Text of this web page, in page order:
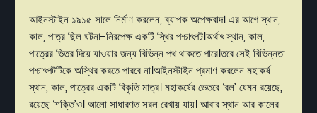
আইনস্টাইন ১৯১৫ সালেনির্মাণকরলেন,ব্যাপকঅপেক্ষবাদ।এরআগেস্থান,
কাল, পাত্রছিলঘটনা-নিরপেক্ষএকটিস্থিরপশ্চাৎপট।অর্থাৎস্থান, কাল,
পাত্রেরভিতরদিয়েযাওয়ারজন্যবিভিন্নপথথাকতেপারে।তবেসেইবিভিন্নতা
পশ্চাৎপটটিকেঅস্থিরকরতেপারবেনা।আইনস্টাইনপ্রমাণকরলেনমহাকর্ষ
স্থান, কাল, পাত্রেরএকটিবিকৃতিমাত্র।মহাকর্ষেরভেতরে ‘বল’ যেমনরয়েছে,
রয়েছে ‘শক্তি’ও।আলোসাধারণতসরলরেখায়যায়।আবারস্থানআরকালের